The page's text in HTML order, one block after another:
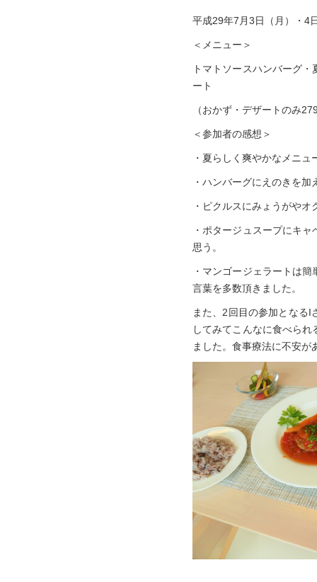
平成29年7月3日（月）・4
＜メニュー＞
トマトソースハンバーグ
ート
（おかず・デザートのみ
＜参加者の感想＞
・夏らしく爽やかなメニ
・ハンバーグにえのきを
・ピクルスにみょうがや
・ポタージュスープにキ
思う。
・マンゴージェラートは
言葉を多数頂きました。
また、2回目の参加となる
してみてこんなに食べら
ました。食事療法に不安